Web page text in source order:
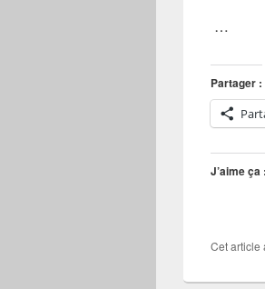
…
Partager :
J’aime ça :
Cet article